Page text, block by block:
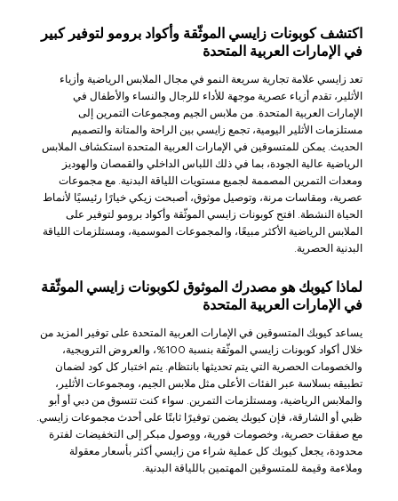
اكتشف كوبونات زايسي الموثّقة وأكواد برومو لتوفير كبير
في الإمارات العربية المتحدة
تعد زايسي علامة تجارية سريعة النمو في مجال الملابس الرياضية وأزياء
الأثلير، تقدم أزياء عصرية موجهة للأداء للرجال والنساء والأطفال في
الإمارات العربية المتحدة. من ملابس الجيم ومجموعات التمرين إلى
مستلزمات الأثلير اليومية، تجمع زايسي بين الراحة والمتانة والتصميم
الحديث. يمكن للمتسوقين في الإمارات العربية المتحدة استكشاف الملابس
الرياضية عالية الجودة، بما في ذلك اللباس الداخلي والقمصان والهوديز
ومعدات التمرين المصممة لجميع مستويات اللياقة البدنية. مع مجموعات
عصرية، ومقاسات مرنة، وتوصيل موثوق، أصبحت زيكي خيارًا رئيسيًا لأنماط
الحياة النشطة. افتح كوبونات زايسي الموثّقة وأكواد برومو لتوفير على
الملابس الرياضية الأكثر مبيعًا، والمجموعات الموسمية، ومستلزمات اللياقة
البدنية الحصرية.
لماذا كيوبك هو مصدرك الموثوق لكوبونات زايسي الموثّقة
في الإمارات العربية المتحدة
يساعد كيوبك المتسوقين في الإمارات العربية المتحدة على توفير المزيد من
خلال أكواد كوبونات زايسي الموثّقة بنسبة 100%، والعروض الترويجية،
والخصومات الحصرية التي يتم تحديثها بانتظام. يتم اختبار كل كود لضمان
تطبيقه بسلاسة عبر الفئات الأعلى مثل ملابس الجيم، ومجموعات الأثلير،
والملابس الرياضية، ومستلزمات التمرين. سواء كنت تتسوق من دبي أو أبو
ظبي أو الشارقة، فإن كيوبك يضمن توفيرًا ثابتًا على أحدث مجموعات زايسي.
مع صفقات حصرية، وخصومات فورية، ووصول مبكر إلى التخفيضات لفترة
محدودة، يجعل كيوبك كل عملية شراء من زايسي أكثر بأسعار معقولة
وملاءمة وقيمة للمتسوقين المهتمين باللياقة البدنية.